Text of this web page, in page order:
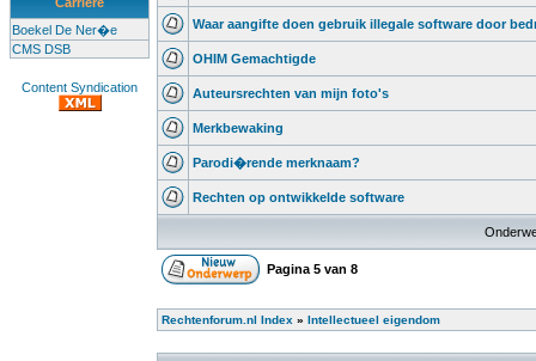
Boekel De Ner�e
CMS DSB
Content Syndication
Waar aangifte doen gebruik illegale software door
OHIM Gemachtigde
Auteursrechten van mijn foto's
Merkbewaking
Parodi�rende merknaam?
Rechten op ontwikkelde software
Pagina 5 van 8
Rechtenforum.nl Index » Intellectueel eigendom